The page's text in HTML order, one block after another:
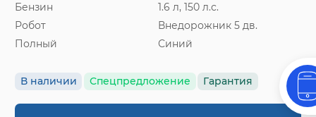
Бензин
1.6 л, 150 л.с.
Робот
Внедорожник 5 дв.
Полный
Синий
В наличии Спецпредложение Гарантия